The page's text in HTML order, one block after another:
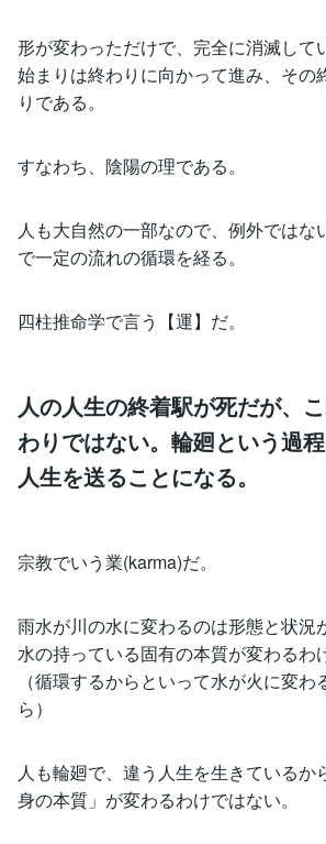
形が変わっただけで、完全に消滅して
始まりは終わりに向かって進み、その
りである。
すなわち、陰陽の理である。
人も大自然の一部なので、例外ではな
で一定の流れの循環を経る。
四柱推命学で言う【運】だ。
人の人生の終着駅が死だが、
わりではない。輪廻という過
人生を送ることになる。
宗教でいう業(karma)だ。
雨水が川の水に変わるのは形態と状況
水の持っている固有の本質が変わるわ
（循環するからといって水が火に変
ら）
人も輪廻で、違う人生を生きているか
身の本質」が変わるわけではない。